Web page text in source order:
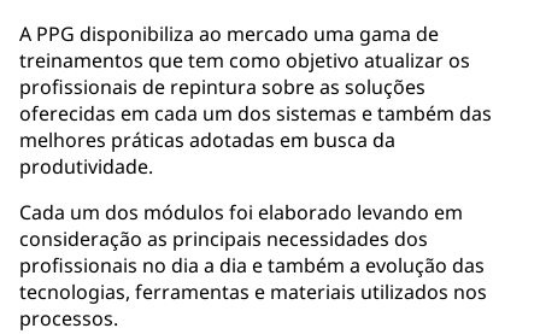
A PPG disponibiliza ao mercado uma gama de
treinamentos que tem como objetivo atualizar os
profissionais de repintura sobre as soluções
oferecidas em cada um dos sistemas e também das
melhores práticas adotadas em busca da
produtividade.
Cada um dos módulos foi elaborado levando em
consideração as principais necessidades dos
profissionais no dia a dia e também a evolução das
tecnologias, ferramentas e materiais utilizados nos
processos.